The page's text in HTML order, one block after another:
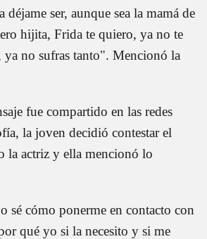
déjame ser, aunque sea la mamá de
hijita, Frida te quiero, ya no te
ya no sufras tanto". Mencionó la
fue compartido en las redes
la joven decidió contestar el
la actriz y ella mencionó lo
sé cómo ponerme en contacto con
qué yo si la necesito y si me